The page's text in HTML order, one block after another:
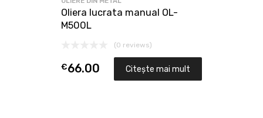
Oliera lucrata manual OL-
M500L
(0 reviews)
€66.00 Citește mai mult